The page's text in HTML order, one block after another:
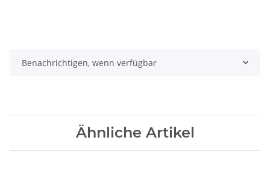
Benachrichtigen, wenn verfügbar
Ähnliche Artikel